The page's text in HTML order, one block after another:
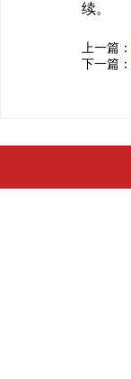
续。
上一篇：
下一篇：